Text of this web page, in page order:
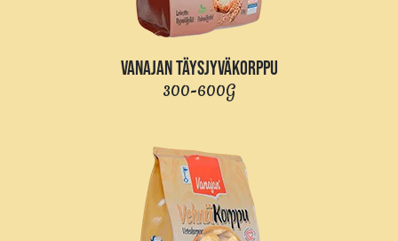
VANAJAN TÄYSJYVÄKORPPU
300-600G